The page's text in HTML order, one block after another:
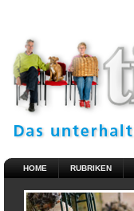
HOME RUBRIKEN